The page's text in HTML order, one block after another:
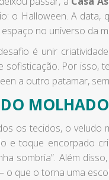
o Halloween. A data,
no universo da
é unir
sofisticação. Por isso,
a outro patamar,
os tecidos, o veludo
e toque encorpado
sombria”. Além
o que o torna uma